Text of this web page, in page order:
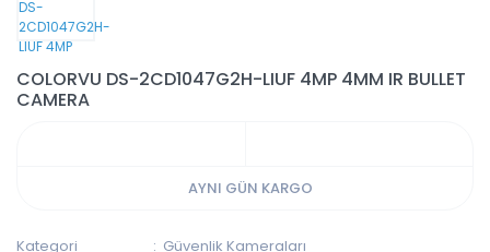
COLORVU DS-2CD1047G2H-LIUF 4MP 4MM IR BULLET
CAMERA
AYNI GÜN KARGO
Kategori
Güvenlik Kameraları